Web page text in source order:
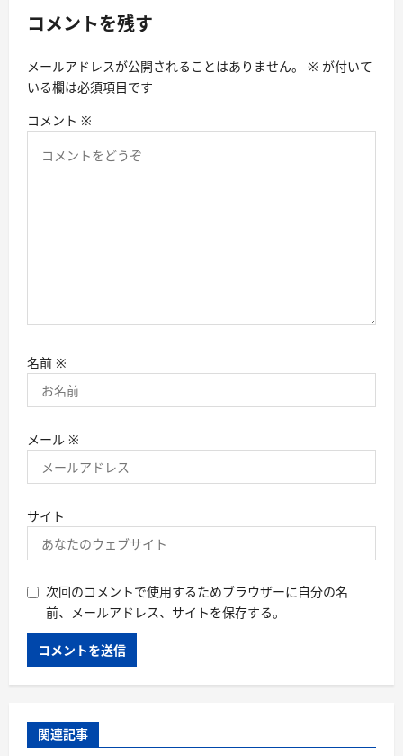
ン
コメントを残す
メールアドレスが公開されることはありません。 ※ が付いて
いる欄は必須項目です
コメント ※
名前 ※
メール ※
サイト
次回のコメントで使用するためブラウザーに自分の名
前、メールアドレス、サイトを保存する。
関連記事